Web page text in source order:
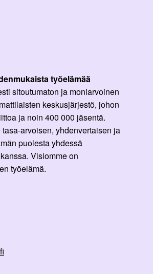
työelämää
sitoutumaton ja moniarvoinen
keskusjärjestö, johon
ja noin 400 000 jäsentä.
arvoisen, yhdenvertaisen ja
puolesta yhdessä
Visiomme on
työelämä.